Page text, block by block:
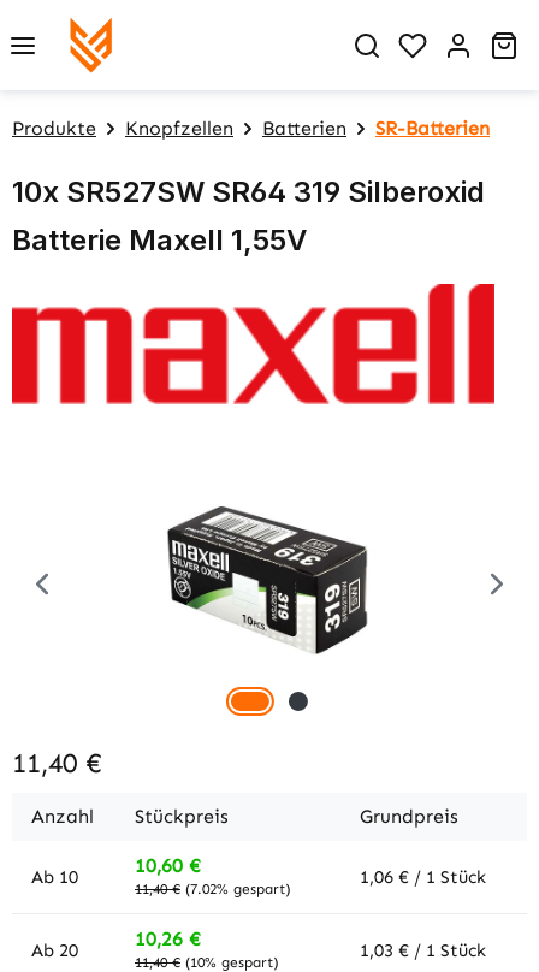
Zum Hauptinhalt springen
Du hast 0
Produkte Knopfzellen Batterien SR-Batterien
10x SR527SW SR64 319 Silberoxid
Batterie Maxell 1,55V
11,40 €
Anzahl Stückpreis Grundpreis
Ab 10 10,60 €
11,40 € (7.02% gespart)
1,06 € / 1 Stück
Ab 20 10,26 €
11,40 € (10% gespart)
1,03 € / 1 Stück